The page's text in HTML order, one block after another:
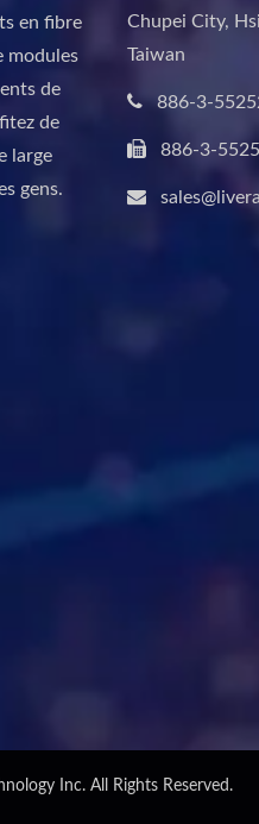
en fibre
modules
de
de
large
gens.
Chupei City,
Taiwan
886-3-
886-3-
Inc. All Rights Reserved.